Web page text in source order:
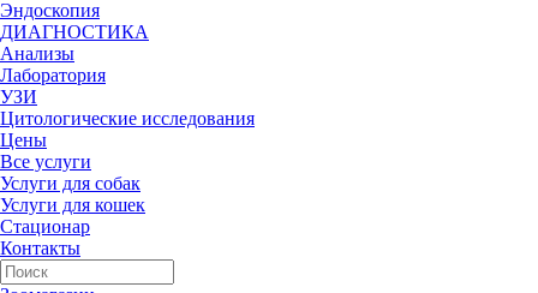
Эндоскопия
ДИАГНОСТИКА
Анализы
Лаборатория
УЗИ
Цитологические исследования
Цены
Все услуги
Услуги для собак
Услуги для кошек
Стационар
Контакты